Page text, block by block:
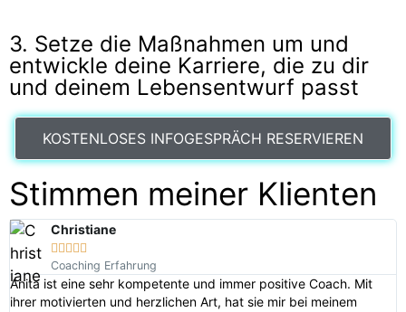
3. Setze die Maßnahmen um und
entwickle deine Karriere, die zu dir
und deinem Lebensentwurf passt
KOSTENLOSES INFOGESPRÄCH RESERVIEREN
Stimmen meiner Klienten
Christiane
    
Coaching Erfahrung
Anita ist eine sehr kompetente und immer positive Coach. Mit
ihrer motivierten und herzlichen Art, hat sie mir bei meinem